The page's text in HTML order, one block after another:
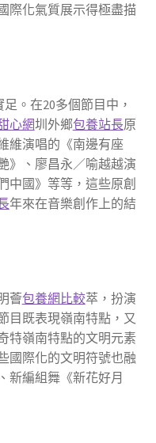
際化氣質展示得極盡描
足。在20多個節目中，
心網圳外鄉包養站長原
維演唱的《南邊有座
》、廖昌永／喻越越演
中國》等等，這些原創
年來在音樂創作上的結
薈包養網比較萃，扮演
目既表現嶺南特點，又
特嶺南特點的文明元素
國際化的文明符號也融
新編組舞《新花好月